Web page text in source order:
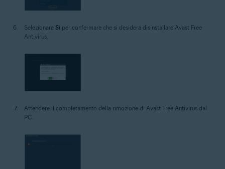
Selezionare Sì per confermare che si desidera disinstallare Avast Free
Antivirus.
Attendere il completamento della rimozione di Avast Free Antivirus dal
PC.